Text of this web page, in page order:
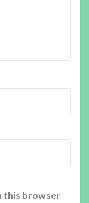
this browser